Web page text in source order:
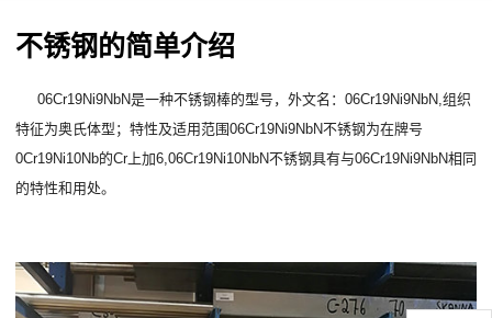
不锈钢的简单介绍
06Cr19Ni9NbN是一种不锈钢棒的型号，外文名：06Cr19Ni9NbN,组织
特征为奥氏体型；特性及适用范围06Cr19Ni9NbN不锈钢为在牌号
0Cr19Ni10Nb的Cr上加6,06Cr19Ni10NbN不锈钢具有与06Cr19Ni9NbN相同
的特性和用处。